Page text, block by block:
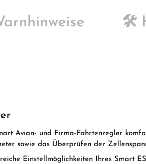
🛠️
Avian- und Firma-Fahrtenregler
sowie das Überprüfen der
Einstellmöglichkeiten Ihres Smart